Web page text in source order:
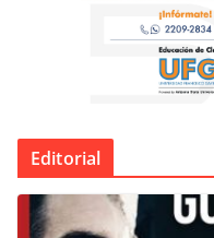
Editorial